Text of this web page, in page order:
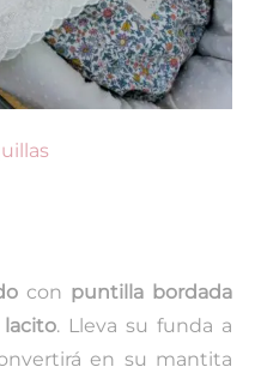
con puntilla bordada
. Lleva su funda a
en su mantita